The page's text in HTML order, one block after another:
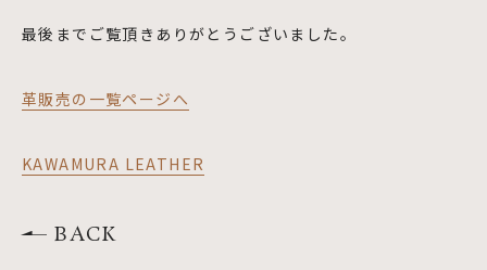
最後までご覧頂きありがとうございました。
革販売の一覧ページへ
KAWAMURA LEATHER
BACK